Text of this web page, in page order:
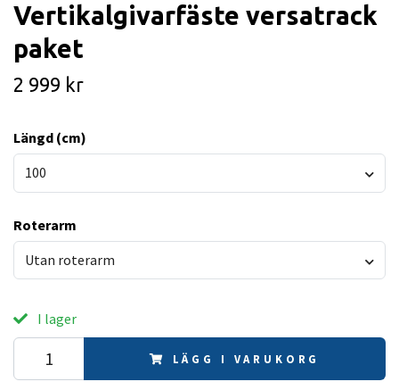
Vertikalgivarfäste versatrack
paket
2 999 kr
Längd (cm)
100
Roterarm
Utan roterarm
I lager
LÄGG I VARUKORG